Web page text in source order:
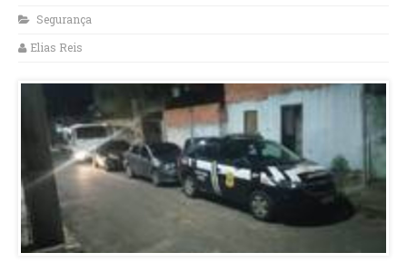
Segurança
Elias Reis